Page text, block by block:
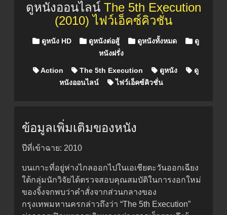
ดูหนังออนไลน์ The 5th Execution
(2010) ไฟว์เอ็คซ์คิวชั่น
Posted in
ดูหนัง HD ดูหนังต่อสู้ ดูหนังทั้งหมด
ดู
หนังฝรั่ง
Action The 5th Execution ดูหนัง
ดู
หนังออนไลน์
ไฟว์เอ็คซ์คิวชั่น
ข้อมูลเพิ่มเติมของหนัง
ปีที่เข้าฉาย: 2010
บนเกาะที่อยู่ห่างไกลออกไปในเอเชียตะวันออกเฉียง
ใต้กลุ่มนักวิจัยได้ตรวจสอบคุณสมบัติในการงอกใหม่
ของจิ้งจกพบว่าคำสั่งจากส่วนกลางของ
กรุงเทพมหานครกล่าวถึงว่า “The 5th Execution”